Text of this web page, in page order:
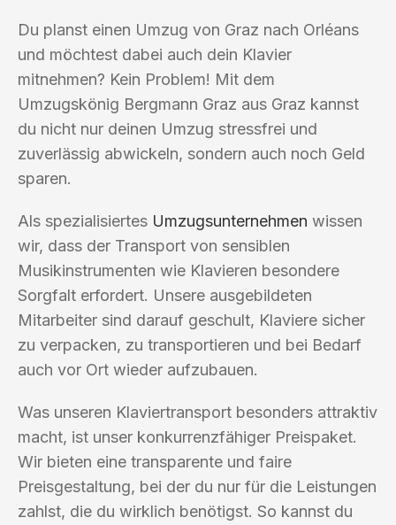
Du planst einen Umzug von Graz nach Orléans
und möchtest dabei auch dein Klavier
mitnehmen? Kein Problem! Mit dem
Umzugskönig Bergmann Graz aus Graz kannst
du nicht nur deinen Umzug stressfrei und
zuverlässig abwickeln, sondern auch noch Geld
sparen.
Als spezialisiertes Umzugsunternehmen wissen
wir, dass der Transport von sensiblen
Musikinstrumenten wie Klavieren besondere
Sorgfalt erfordert. Unsere ausgebildeten
Mitarbeiter sind darauf geschult, Klaviere sicher
zu verpacken, zu transportieren und bei Bedarf
auch vor Ort wieder aufzubauen.
Was unseren Klaviertransport besonders attraktiv
macht, ist unser konkurrenzfähiger Preispaket.
Wir bieten eine transparente und faire
Preisgestaltung, bei der du nur für die Leistungen
zahlst, die du wirklich benötigst. So kannst du